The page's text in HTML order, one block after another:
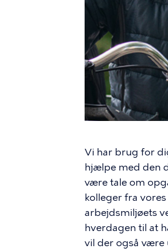
Vi har brug for
hjælpe med den
være tale om
kolleger fra
arbejdsmiljøets
hverdagen til at
vil der også være